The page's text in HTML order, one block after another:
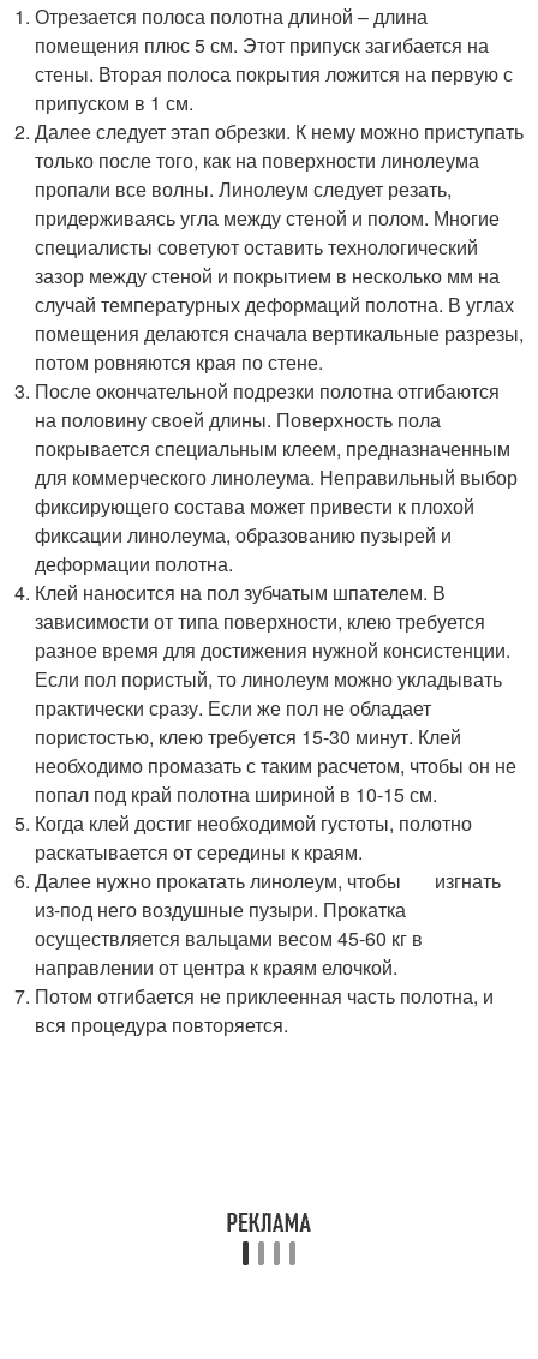
Отрезается полоса полотна длиной – длина
помещения плюс 5 см. Этот припуск загибается на
стены. Вторая полоса покрытия ложится на первую с
припуском в 1 см.
Далее следует этап обрезки. К нему можно приступать
только после того, как на поверхности линолеума
пропали все волны. Линолеум следует резать,
придерживаясь угла между стеной и полом. Многие
специалисты советуют оставить технологический
зазор между стеной и покрытием в несколько мм на
случай температурных деформаций полотна. В углах
помещения делаются сначала вертикальные разрезы,
потом ровняются края по стене.
После окончательной подрезки полотна отгибаются
на половину своей длины. Поверхность пола
покрывается специальным клеем, предназначенным
для коммерческого линолеума. Неправильный выбор
фиксирующего состава может привести к плохой
фиксации линолеума, образованию пузырей и
деформации полотна.
Клей наносится на пол зубчатым шпателем. В
зависимости от типа поверхности, клею требуется
разное время для достижения нужной консистенции.
Если пол пористый, то линолеум можно укладывать
практически сразу. Если же пол не обладает
пористостью, клею требуется 15-30 минут. Клей
необходимо промазать с таким расчетом, чтобы он не
попал под край полотна шириной в 10-15 см.
Когда клей достиг необходимой густоты, полотно
раскатывается от середины к краям.
Далее нужно прокатать линолеум, чтобы изгнать
из-под него воздушные пузыри. Прокатка
осуществляется вальцами весом 45-60 кг в
направлении от центра к краям елочкой.
Потом отгибается не приклеенная часть полотна, и
вся процедура повторяется.